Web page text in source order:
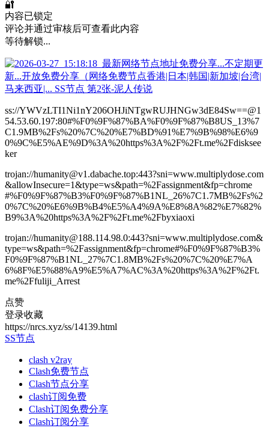
🔐
内容已锁定
评论并通过审核后可查看此内容
等待解锁...
ss://YWVzLTI1Ni1nY206OHJiNTgwRUJHNGw3dE84Sw==@1
54.53.60.197:80#%F0%9F%87%BA%F0%9F%87%B8US_13%7
C1.9MB%2Fs%20%7C%20%E7%BD%91%E7%9B%98%E6%9
0%9C%E5%AE%9D%3A%20https%3A%2F%2Ft.me%2Fdisksee
ker
trojan://humanity@v1.dabache.top:443?sni=www.multiplydose.com
&allowInsecure=1&type=ws&path=%2Fassignment&fp=chrome
#%F0%9F%87%B3%F0%9F%87%B1NL_26%7C1.7MB%2Fs%2
0%7C%20%E6%9B%B4%E5%A4%9A%E8%8A%82%E7%82%
B9%3A%20https%3A%2F%2Ft.me%2Fbyxiaoxi
trojan://humanity@188.114.98.0:443?sni=www.multiplydose.com&
type=ws&path=%2Fassignment&fp=chrome#%F0%9F%87%B3%
F0%9F%87%B1NL_27%7C1.8MB%2Fs%20%7C%20%E7%A
6%8F%E5%88%A9%E5%A7%AC%3A%20https%3A%2F%2Ft.
me%2Ffuliji_Arrest
点赞
登录收藏
https://nrcs.xyz/ss/14139.html
SS节点
clash v2ray
Clash免费节点
Clash节点分享
clash订阅免费
Clash订阅免费分享
Clash订阅分享